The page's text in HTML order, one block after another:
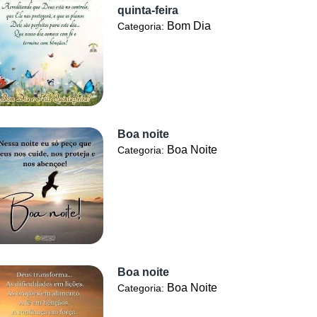
quinta-feira
Categoria: Bom Dia
Boa noite
Categoria: Boa Noite
Boa noite
Categoria: Boa Noite